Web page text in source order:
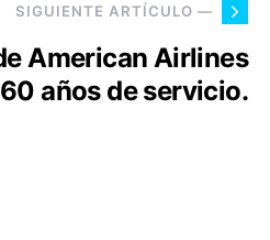
SIGUIENTE ARTÍCULO —
American Airlines
años de servicio.